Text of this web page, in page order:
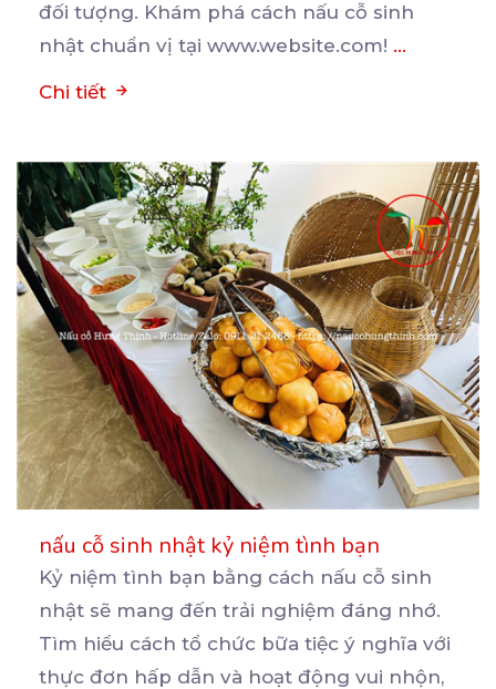
đối tượng. Khám phá cách nấu cỗ sinh
nhật chuẩn vị tại www.website.com! ...
Chi tiết
nấu cỗ sinh nhật kỷ niệm tình bạn
Kỷ niệm tình bạn bằng cách nấu cỗ sinh
nhật sẽ mang đến trải nghiệm đáng nhớ.
Tìm hiểu cách tổ chức bữa tiệc ý nghĩa với
thực đơn hấp dẫn và hoạt động vui nhộn,